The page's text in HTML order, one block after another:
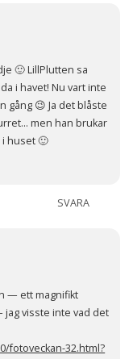
🙂 LillPlutten sa
i havet! Nu vart inte
gång 😉 Ja det blåste
men han brukar
huset 🙂
SVARA
— ett magnifikt
visste inte vad det
fotoveckan-32.html?